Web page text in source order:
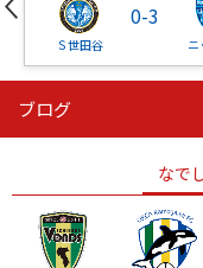
Ｓ世田谷
0-3
ニ
ニッパツ
ニッパツ
ブログ
なで